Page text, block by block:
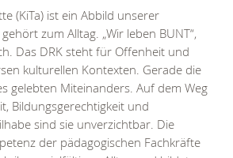
(KiTa) ist ein Abbild unserer
zum Alltag. „Wir leben BUNT“,
Das DRK steht für Offenheit und
kulturellen Kontexten. Gerade die
gelebten Miteinanders. Auf dem Weg
Bildungsgerechtigkeit und
sind sie unverzichtbar. Die
der pädagogischen Fachkräfte